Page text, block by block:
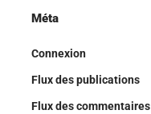
Méta
Connexion
Flux des publications
Flux des commentaires